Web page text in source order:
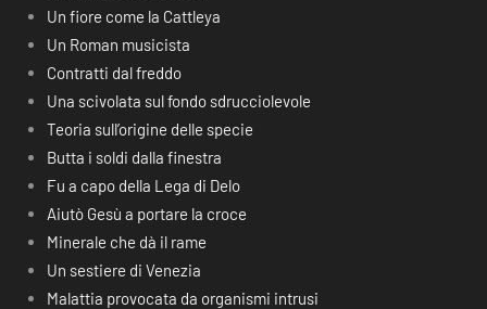
Un fiore come la Cattleya
Un Roman musicista
Contratti dal freddo
Una scivolata sul fondo sdrucciolevole
Teoria sull’origine delle specie
Butta i soldi dalla finestra
Fu a capo della Lega di Delo
Aiutò Gesù a portare la croce
Minerale che dà il rame
Un sestiere di Venezia
Malattia provocata da organismi intrusi